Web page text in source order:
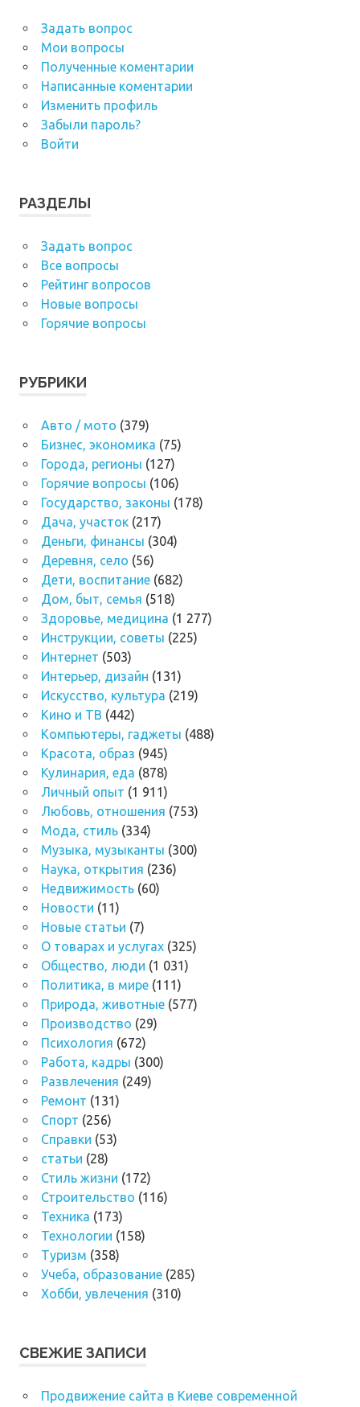
Задать вопрос
Мои вопросы
Полученные коментарии
Написанные коментарии
Изменить профиль
Забыли пароль?
Войти
РАЗДЕЛЫ
Задать вопрос
Все вопросы
Рейтинг вопросов
Новые вопросы
Горячие вопросы
РУБРИКИ
Авто / мото (379)
Бизнес, экономика (75)
Города, регионы (127)
Горячие вопросы (106)
Государство, законы (178)
Дача, участок(217)
Деньги, финансы (304)
Деревня, село (56)
Дети, воспитание(682)
Дом, быт, семья (518)
Здоровье, медицина (1 277)
Инструкции, советы (225)
Интернет (503)
Интерьер, дизайн (131)
Искусство, культура (219)
Кино и ТВ (442)
Компьютеры, гаджеты (488)
Красота, образ (945)
Кулинария, еда (878)
Личный опыт (1 911)
Любовь, отношения (753)
Мода, стиль(334)
Музыка, музыканты (300)
Наука, открытия (236)
Недвижимость(60)
Новости (11)
Новые статьи (7)
О товарах и услугах(325)
Общество, люди (1 031)
Политика, в мире(111)
Природа, животные(577)
Производство (29)
Психология (672)
Работа, кадры (300)
Развлечения (249)
Ремонт (131)
Спорт (256)
Справки (53)
статьи (28)
Стиль жизни (172)
Строительство (116)
Техника (173)
Технологии (158)
Туризм (358)
Учеба, образование(285)
Хобби, увлечения (310)
СВЕЖИЕ ЗАПИСИ
Продвижение сайта в Киеве современной